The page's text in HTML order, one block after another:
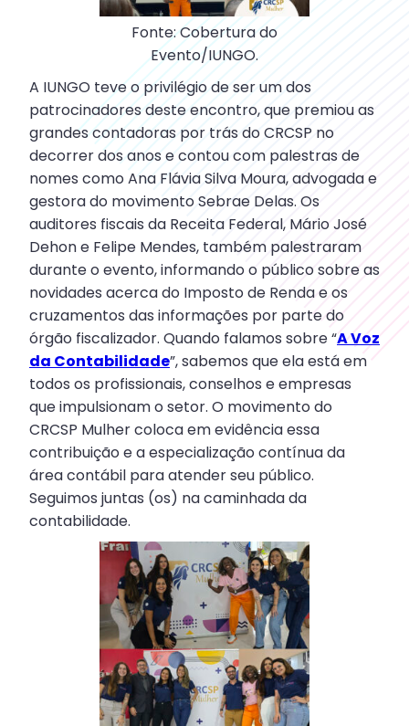
Fonte: Cobertura do
Evento/IUNGO.
A IUNGO teve o privilégio de ser um dos
patrocinadores deste encontro, que premiou as
grandes contadoras por trás do CRCSP no
decorrer dos anos e contou com palestras de
nomes como Ana Flávia Silva Moura, advogada e
gestora do movimento Sebrae Delas. Os
auditores fiscais da Receita Federal, Mário José
Dehon e Felipe Mendes, também palestraram
durante o evento, informando o público sobre as
novidades acerca do Imposto de Renda e os
cruzamentos das informações por parte do
órgão fiscalizador. Quando falamos sobre “A Voz
da Contabilidade”, sabemos que ela está em
todos os profissionais, conselhos e empresas
que impulsionam o setor. O movimento do
CRCSP Mulher coloca em evidência essa
contribuição e a especialização contínua da
área contábil para atender seu público.
Seguimos juntas (os) na caminhada da
contabilidade.